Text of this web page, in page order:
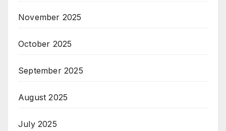
November 2025
October 2025
September 2025
August 2025
July 2025